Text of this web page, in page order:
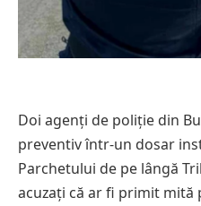
Doi agenți de poliție din
preventiv într-un dosar
Parchetului de pe lângă
acuzați că ar fi primit